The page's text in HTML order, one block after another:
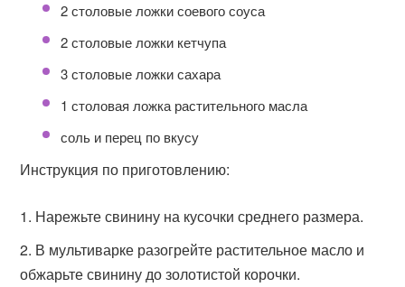
2 столовые ложки соевого соуса
2 столовые ложки кетчупа
3 столовые ложки сахара
1 столовая ложка растительного масла
соль и перец по вкусу
Инструкция по приготовлению:
Нарежьте свинину на кусочки среднего размера.
В мультиварке разогрейте растительное масло и
обжарьте свинину до золотистой корочки.